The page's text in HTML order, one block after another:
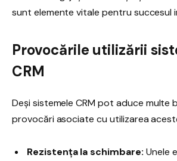
sunt elemente vitale pentru succesul
Provocările utilizării
CRM
Deși sistemele CRM pot aduce multe
provocări asociate cu utilizarea
Rezistența la schimbare: Unele